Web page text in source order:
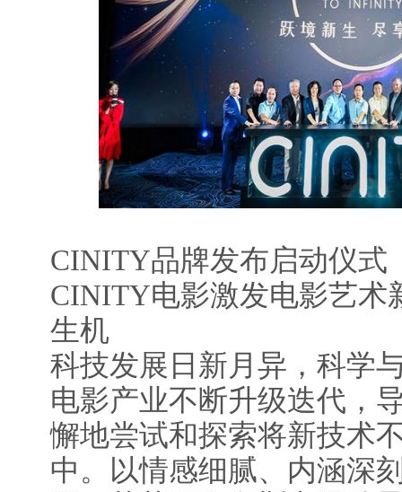
CINITY品牌发布启动仪式
CINITY电影激发电影艺术
生机
科技发展日新月异，科学
电影产业不断升级迭代，
懈地尝试和探索将新技术
中。以情感细腻、内涵深